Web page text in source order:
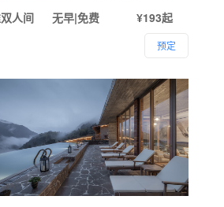
人间 ¥193起
无早|免费
预定